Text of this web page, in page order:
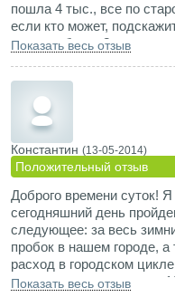
пошла 4 тыс., все по
если кто может,
есть проблема?
Показать весь отзыв
Константин (13-05-2014)
Положительный отзыв
Доброго времени суток!
сегодняшний день
следующее: за весь
пробок в нашем городе,
расход в городском
компьютеру показывает
Показать весь отзыв